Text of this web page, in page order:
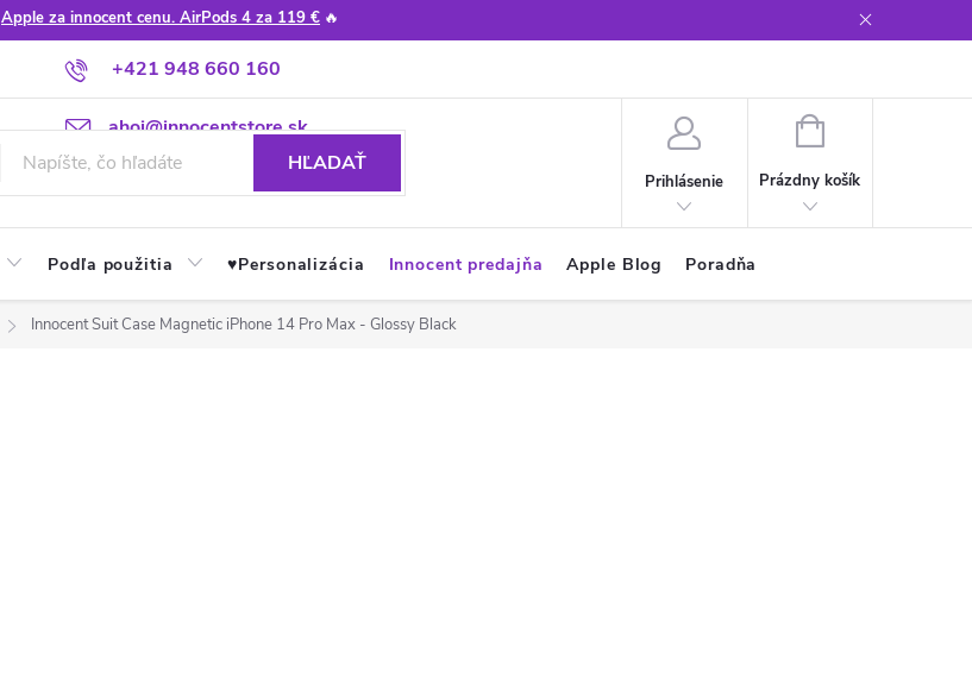
Apple za innocent cenu. AirPods 4 za 119 € 🔥
+421 948 660 160
ahoj@innocentstore.sk
Poradňa Apple návody a tipy
HĽADAŤ
Prihlásenie
NÁKUPNÝ
Prázdny košík
Podľa použitia ♥︎Personalizácia Innocent predajňa Apple Blog Poradňa
Innocent Suit Case Magnetic iPhone 14 Pro Max - Glossy Black